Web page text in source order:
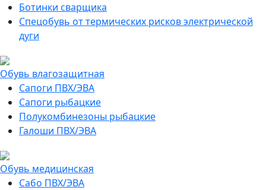
Ботинки сварщика
Спецобувь от термических рисков электрической
дуги
Обувь влагозащитная
Сапоги ПВХ/ЭВА
Сапоги рыбацкие
Полукомбинезоны рыбацкие
Галоши ПВХ/ЭВА
Обувь медицинская
Сабо ПВХ/ЭВА